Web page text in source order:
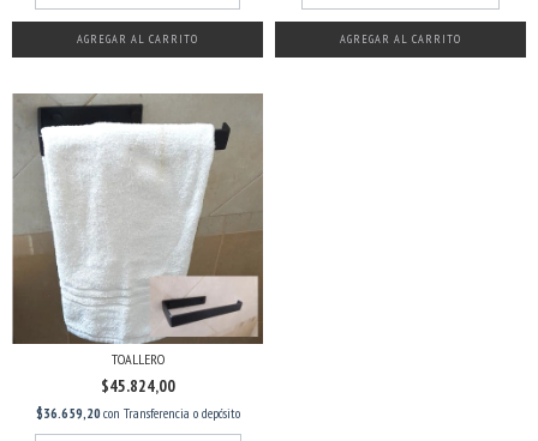
TOALLERO
$45.824,00
$36.659,20con Transferencia o depósito